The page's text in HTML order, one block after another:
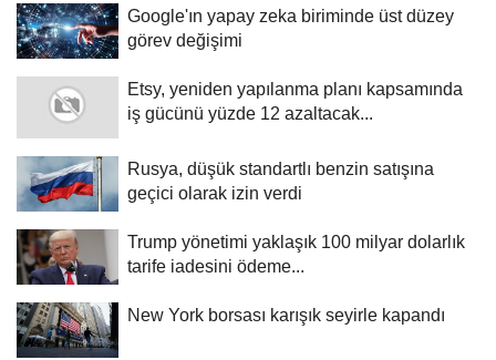
Google'ın yapay zeka biriminde üst düzey
görev değişimi
Etsy, yeniden yapılanma planı kapsamında
iş gücünü yüzde 12 azaltacak...
Rusya, düşük standartlı benzin satışına
geçici olarak izin verdi
Trump yönetimi yaklaşık 100 milyar dolarlık
tarife iadesini ödeme...
New York borsası karışık seyirle kapandı